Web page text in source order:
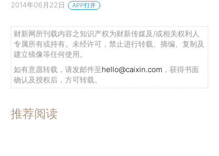
2014年06月22日 APP打开
财新网所刊载内容之知识产权为财新传媒及/或相关权利人
专属所有或持有。未经许可，禁止进行转载、摘编、复制及
建立镜像等任何使用。
如有意愿转载，请发邮件至hello@caixin.com ，获得书面
确认及授权后，方可转载。
推荐阅读